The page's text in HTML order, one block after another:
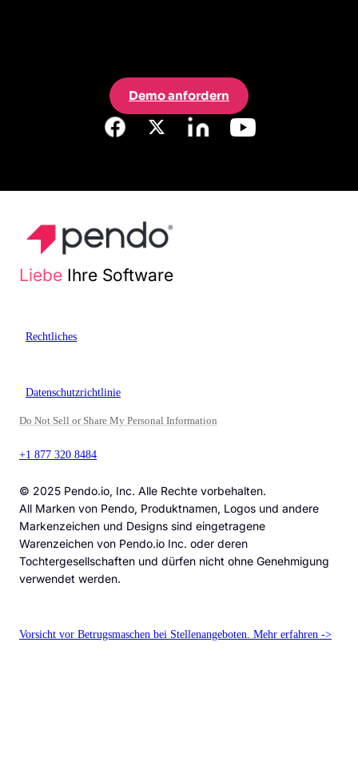
Demo anfordern
Liebe Ihre Software
Rechtliches
Datenschutzrichtlinie
Do Not Sell or Share My Personal Information
+1 877 320 8484
© 2025 Pendo.io, Inc. Alle Rechte vorbehalten.
All Marken von Pendo, Produktnamen, Logos und andere
Markenzeichen und Designs sind eingetragene
Warenzeichen von Pendo.io Inc. oder deren
Tochtergesellschaften und dürfen nicht ohne Genehmigung
verwendet werden.
Vorsicht vor Betrugsmaschen bei Stellenangeboten. Mehr erfahren ->